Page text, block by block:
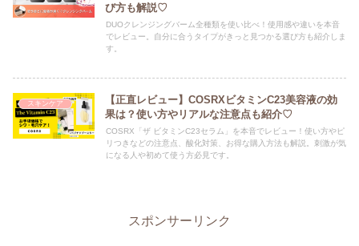
び方も解説♡
DUOクレンジングバーム全種類を使い比べ！使用感や違いを本音
でレビュー。自分に合うタイプがきっと見つかる選び方も紹介しま
す。
スキンケア
【正直レビュー】COSRXビタミンC23美容液の効
果は？使い方やリアルな注意点も紹介♡
COSRX「ザ ビタミンC23セラム」を本音でレビュー！使い方やピ
リつきなどの注意点、酸化対策、お得な購入方法も解説。刺激が気
になる人や初めて使う方必見です。
スポンサーリンク